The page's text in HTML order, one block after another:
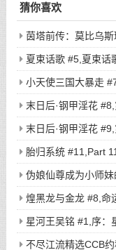
猜你喜欢
茵塔前传：莫比乌
脐的温情玩弄，新的冒
夏束话歌 #5,夏束话
小天使三国大暴走
不死鸟登场，奇葩猎
末日后·钢甲淫花
走与寸止高潮（2）
末日后·钢甲淫花
（1）
胎归系统 #11,Part
是一种扶她化？
伪娘仙尊成为小师
驯兽大阵！被刻下奴
煌黑龙与金龙 #8,命
星河王吴铭 #1,序：
不尽江流精选CCB